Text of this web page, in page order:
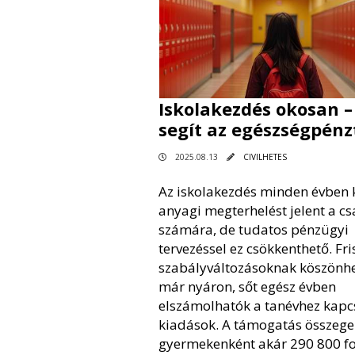
Iskolakezdés okosan
segít az
2025.08.13 CIVILHETES
Az iskolakezdés minden évben
anyagi megterhelést jelent a
számára, de tudatos pénzügyi
tervezéssel ez csökkenthető.
szabályváltozásoknak
már nyáron, sőt egész évben
elszámolhatók a tanévhez
kiadások. A támogatás összege
gyermekenként akár 290 800